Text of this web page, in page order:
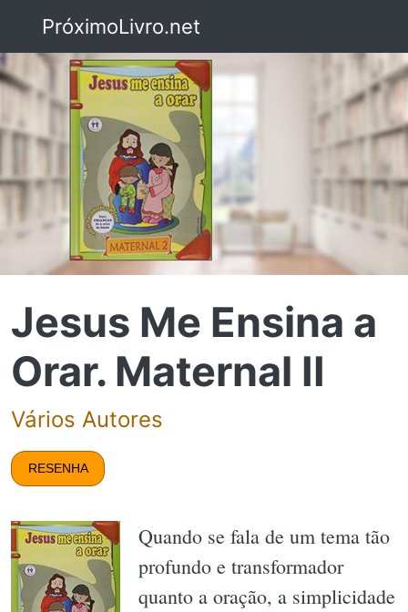
PróximoLivro.net
Jesus Me Ensina a
Orar. Maternal II
Vários Autores
RESENHA
Quando se fala de um tema tão
profundo e transformador
quanto a oração, a simplicidade